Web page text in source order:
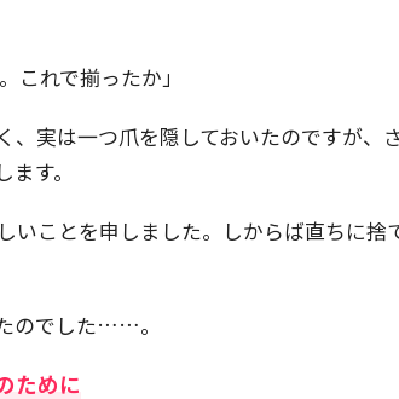
れで揃ったか」
、実は一つ爪を隠しておいたのですが、
す。
いことを申しました。しからば直ちに捨
のでした……。
ために